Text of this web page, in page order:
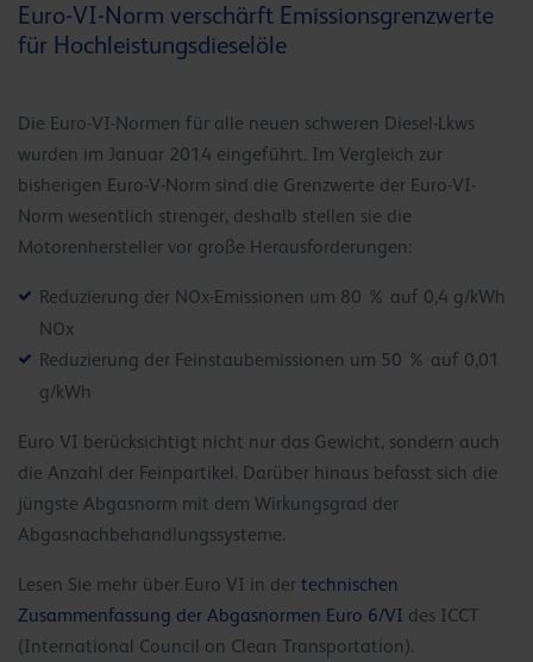
Euro-VI-Norm verschärft Emissionsgrenzwerte
für Hochleistungsdieselöle
Die Euro-VI-Normen für alle neuen schweren Diesel-Lkws
wurden im Januar 2014 eingeführt. Im Vergleich zur
bisherigen Euro-V-Norm sind die Grenzwerte der Euro-VI-
Norm wesentlich strenger, deshalb stellen sie die
Motorenhersteller vor große Herausforderungen:
Reduzierung der NOx-Emissionen um 80 % auf 0,4 g/kWh
NOx
Reduzierung der Feinstaubemissionen um 50 % auf 0,01
g/kWh
Euro VI berücksichtigt nicht nur das Gewicht, sondern auch
die Anzahl der Feinpartikel. Darüber hinaus befasst sich die
jüngste Abgasnorm mit dem Wirkungsgrad der
Abgasnachbehandlungssysteme.
Lesen Sie mehr über Euro VI in der technischen
Zusammenfassung der Abgasnormen Euro 6/VI des ICCT
(International Council on Clean Transportation).